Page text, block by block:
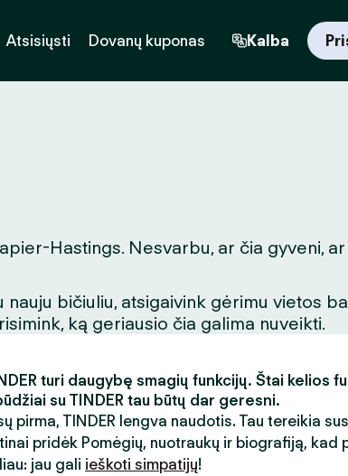
Atsisiųsti Dovanų kuponas Kalba
Hastings. Nesvarbu, ar čia gyveni,
bičiuliu, atsigaivink gėrimu vietos
ką geriausio čia galima nuveikti.
turi daugybę smagių funkcijų. Štai kelios
su TINDER tau būtų dar geresni.
pirma, TINDER lengva naudotis. Tau tereikia
pridėk Pomėgių, nuotraukų ir biografiją, kad
jau gali ieškoti simpatijų!